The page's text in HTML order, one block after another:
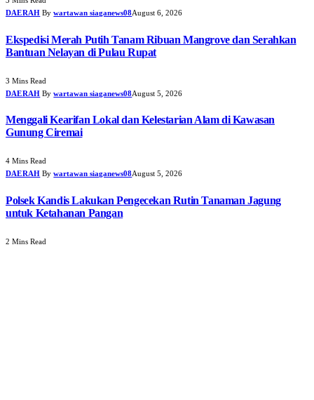
DAERAH By wartawan siaganews08August 6, 2026
Ekspedisi Merah Putih Tanam Ribuan Mangrove dan Serahkan
Bantuan Nelayan di Pulau Rupat
3 Mins Read
DAERAH By wartawan siaganews08August 5, 2026
Menggali Kearifan Lokal dan Kelestarian Alam di Kawasan
Gunung Ciremai
4 Mins Read
DAERAH By wartawan siaganews08August 5, 2026
Polsek Kandis Lakukan Pengecekan Rutin Tanaman Jagung
untuk Ketahanan Pangan
2 Mins Read